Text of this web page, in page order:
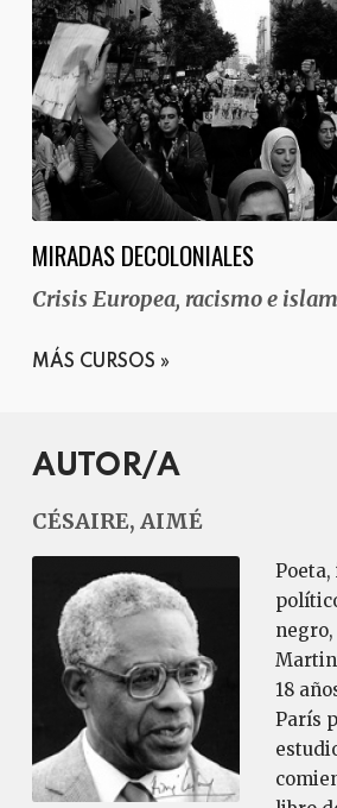
MIRADAS DECOLONIALES
Crisis Europea, racismo e
MÁS CURSOS
AUTOR/A
CÉSAIRE, AIMÉ
18
París